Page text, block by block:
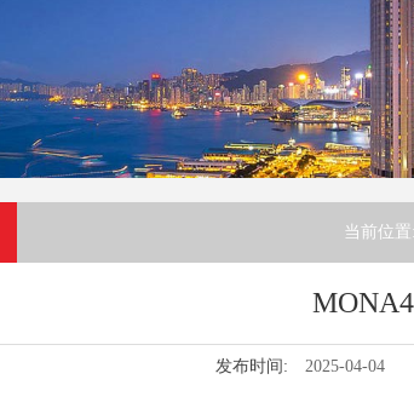
当前位置:
发布时间: 2025-04-04